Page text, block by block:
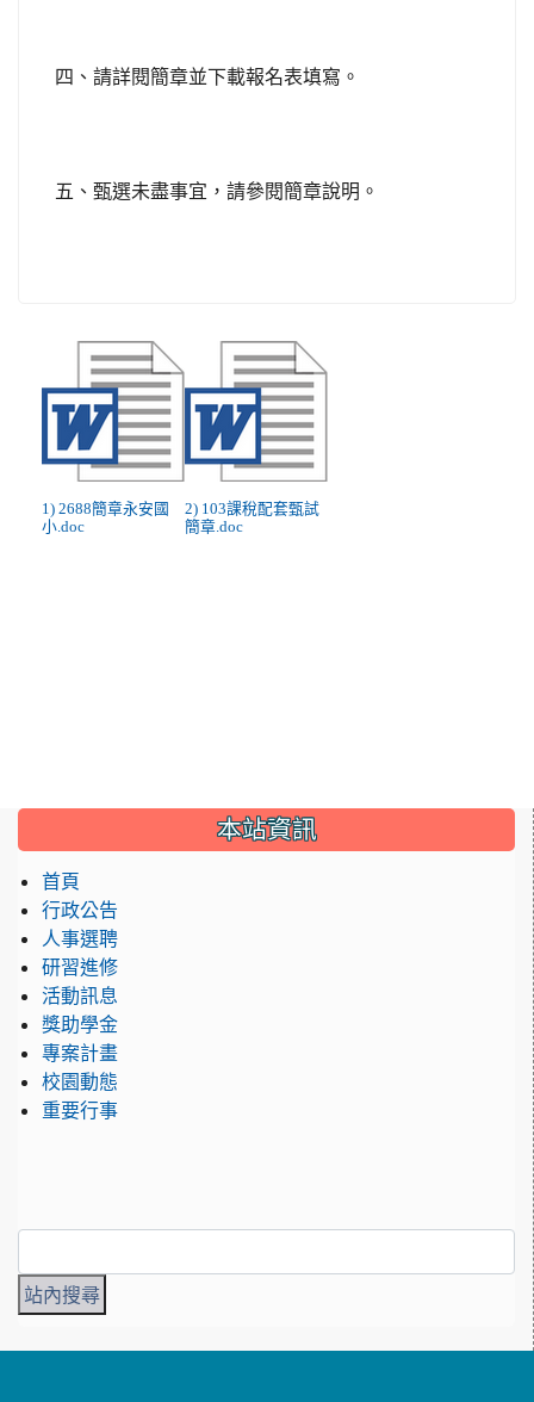
四、 請詳閱簡章並下載報名表填寫。
五、 甄選未盡事宜，請參閱簡章說明。
1) 2688簡章永安國
小.doc
2) 103課稅配套甄試
簡章.doc
::: 本站資訊
首頁
行政公告
人事選聘
研習進修
活動訊息
獎助學金
專案計畫
校園動態
重要行事